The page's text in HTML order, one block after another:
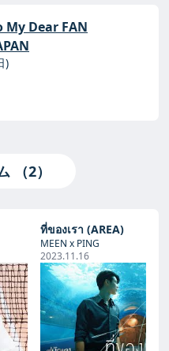
My Dear FAN
)
（2）
ที่ของเรา (AREA)
MEEN x PING
2023.11.16